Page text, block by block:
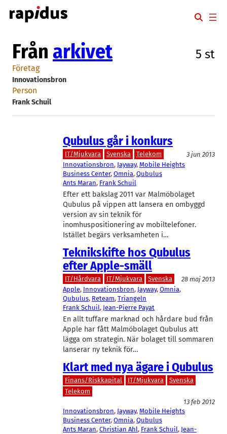
Hoppa
till
Från arkivet 5 st
Företag
Innovationsbron
Person
Frank Schuil
Qubulus går i konkurs
IT/Mjukvara Svenska Telekom
3 jun 2013
Innovationsbron, Jayway, Mobile Heights
Business Center, Omnia, Qubulus
Ants Maran, Frank Schuil
Efter ett bakslag 2011 var Malmöbolaget
Qubulus på vippen att lansera en ombyggd
version av sin teknik för
inomhuspositionering av mobiltelefoner.
Istället begärs verksamheten i…
Teknikskifte hos Qubulus
efter Apple-smäll
IT/Hårdvara IT/Mjukvara Svenska
28 maj 2013
Apple, Innovationsbron, Jayway, Omnia
Qubulus, Reteam, Triangeln
Frank Schuil, Jean-Pierre Payat
En allt tuffare marknad och hårdare bud från
Apple har fått Malmöbolaget Qubulus att
lägga om strategin. När bolaget till sommaren
lanserar ny teknik för…
Klart med nya ägare i Qubulus
Finans/Riskkapital IT/Mjukvara
Svenska
Telekom
13 feb 2012
Innovationsbron, Jayway, Mobile Heights
Business Center, Omnia, Qubulus
Ants Maran, Christian Ahl, Frank Schuil, Jean-